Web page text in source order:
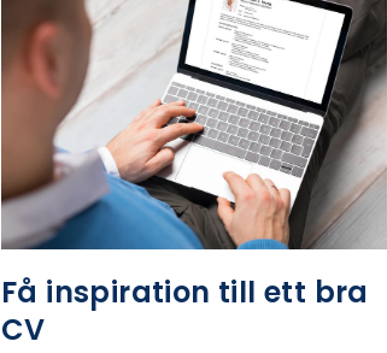
Få inspiration till ett bra
CV